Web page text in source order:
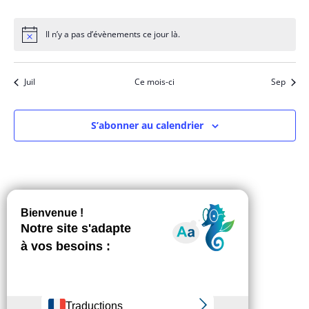
Notice Il n’y a pas d’évènements ce jour là.
Juil Ce mois-ci Sep
S’abonner au calendrier